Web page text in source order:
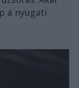
a nyugati